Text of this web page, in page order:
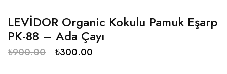
LEVİDOR Organic Kokulu Pamuk Eşarp
PK-88 – Ada Çayı
₺900.00 ₺300.00